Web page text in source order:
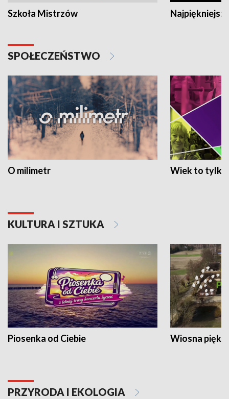
Szkoła Mistrzów
SPOŁECZEŃSTWO
O milimetr Wiek to tylko
KULTURA I SZTUKA
Piosenka od Ciebie Wiosna
PRZYRODA I EKOLOGIA